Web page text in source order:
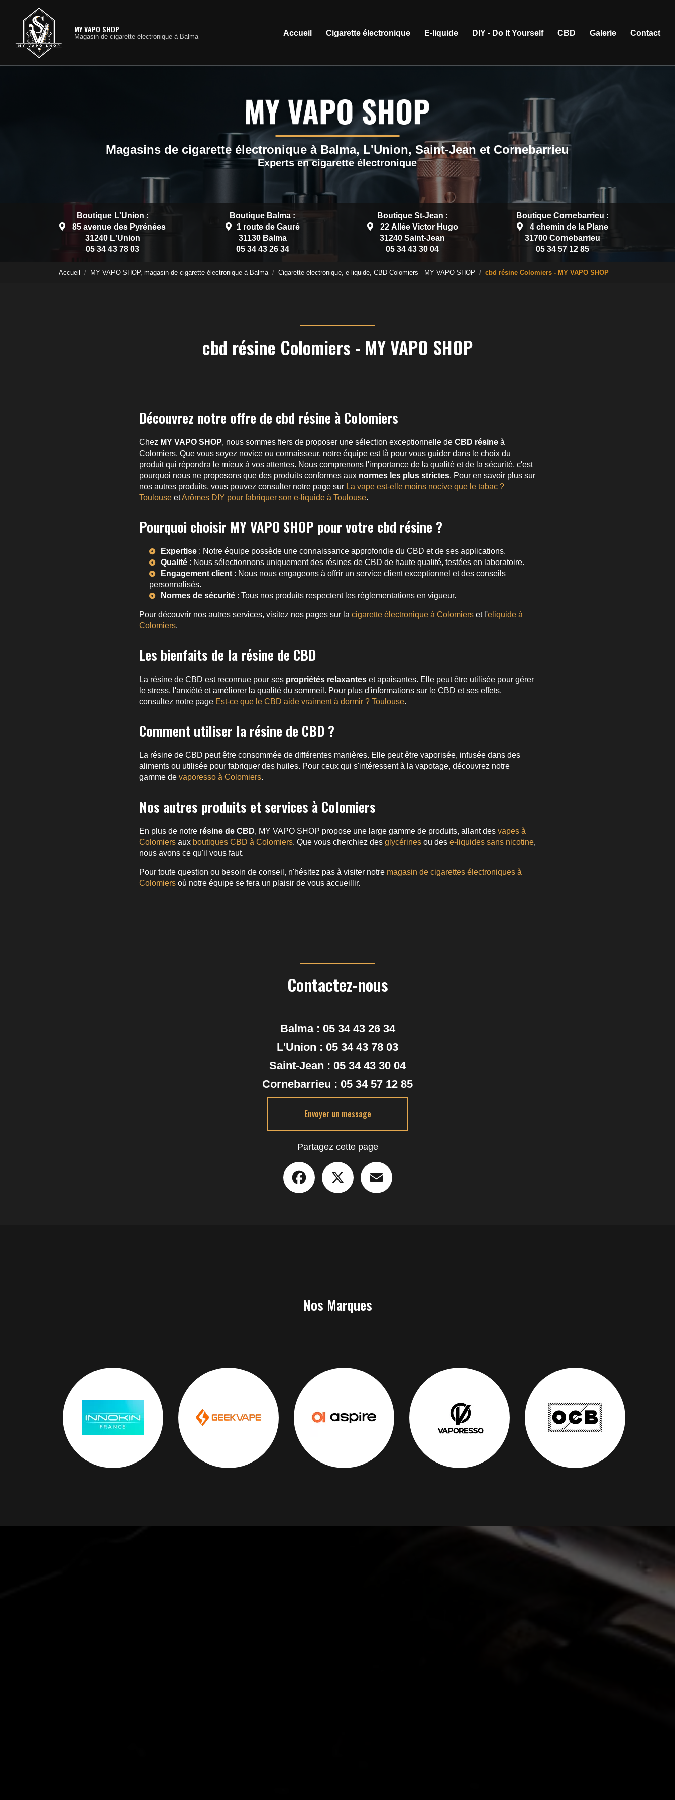
principal
MY VAPO SHOP
Magasin de cigarette électronique à Balma Accueil Cigarette électronique E-liquide DIY - Do It Yourself CBD Galerie Contact
Magasins de cigarette électronique à Balma, L'Union, Saint-Jean et Cornebarrieu
Experts en cigarette électronique
Boutique L'Union :
85 avenue des Pyrénées
31240 L'Union
05 34 43 78 03
Boutique Balma :
1 route de Gauré
31130 Balma
05 34 43 26 34
Boutique St-Jean :
22 Allée Victor Hugo
31240 Saint-Jean
05 34 43 30 04
Boutique Cornebarrieu :
4 chemin de la Plane
31700 Cornebarrieu
05 34 57 12 85
Accueil MY VAPO SHOP, magasin de cigarette électronique à Balma Cigarette électronique, e-liquide, CBD Colomiers - MY VAPO SHOP cbd résine Colomiers - MY VAPO SHOP
cbd résine Colomiers - MY VAPO SHOP
Découvrez notre offre de cbd résine à Colomiers
Chez MY VAPO SHOP, nous sommes fiers de proposer une sélection exceptionnelle de CBD résine à
Colomiers. Que vous soyez novice ou connaisseur, notre équipe est là pour vous guider dans le choix du
produit qui répondra le mieux à vos attentes. Nous comprenons l'importance de la qualité et de la sécurité, c'est
pourquoi nous ne proposons que des produits conformes aux normes les plus strictes. Pour en savoir plus sur
nos autres produits, vous pouvez consulter notre page sur La vape est-elle moins nocive que le tabac ?
Toulouse etArômes DIY pour fabriquer son e-liquide à Toulouse.
Pourquoi choisir MY VAPO SHOP pour votre cbd résine ?
Expertise : Notre équipe possède une connaissance approfondie du CBD et de ses applications.
Qualité : Nous sélectionnons uniquement des résines de CBD de haute qualité, testées en laboratoire.
Engagement client : Nous nous engageons à offrir un service client exceptionnel et des conseils
personnalisés.
Normes de sécurité : Tous nos produits respectent les réglementations en vigueur.
Pour découvrir nos autres services, visitez nos pages sur la cigarette électronique à Colomiers et l'eliquide à
Colomiers.
Les bienfaits de la résine de CBD
La résine de CBD est reconnue pour ses propriétés relaxantes et apaisantes. Elle peut être utilisée pour gérer
le stress, l'anxiété et améliorer la qualité du sommeil. Pour plus d'informations sur le CBD et ses effets,
consultez notre page Est-ce que le CBD aide vraiment à dormir ? Toulouse.
Comment utiliser la résine de CBD ?
La résine de CBD peut être consommée de différentes manières. Elle peut être vaporisée, infusée dans des
aliments ou utilisée pour fabriquer des huiles. Pour ceux qui s'intéressent à la vapotage, découvrez notre
gamme de vaporesso à Colomiers.
Nos autres produits et services à Colomiers
En plus de notre résine de CBD, MY VAPO SHOP propose une large gamme de produits, allant des vapes à
Colomiers aux boutiques CBD à Colomiers. Que vous cherchiez des glycérines ou des e-liquides sans nicotine,
nous avons ce qu'il vous faut.
Pour toute question ou besoin de conseil, n'hésitez pas à visiter notre magasin de cigarettes électroniques à
Colomiers où notre équipe se fera un plaisir de vous accueillir.
Contactez-nous
Balma : 05 34 43 26 34
L'Union : 05 34 43 78 03
Saint-Jean : 05 34 43 30 04
Cornebarrieu : 05 34 57 12 85
Envoyer un message
Partagez cette page
Facebook
Nos Marques